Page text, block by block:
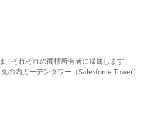
など) を取得します。ユーザーが ID を
それぞれの商標所有者に帰属します。
の内ガーデンタワー（Salesforce Tower）